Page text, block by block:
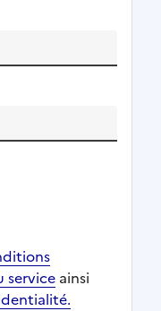
générales
service
onglet
ainsi